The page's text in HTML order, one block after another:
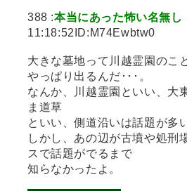
388 :本当にあった怖い名無し
11:18:52ID:M74Ewbtw0
大きな墓地って川越霊園のこ
やっぱり出るんだ･･･。
なんか、川越霊園といい、大
ま道草
といい、側道沿いは話題が多
しかし、あの辺が古墳や処刑
スで話題がでるまで
知らなかったよ。